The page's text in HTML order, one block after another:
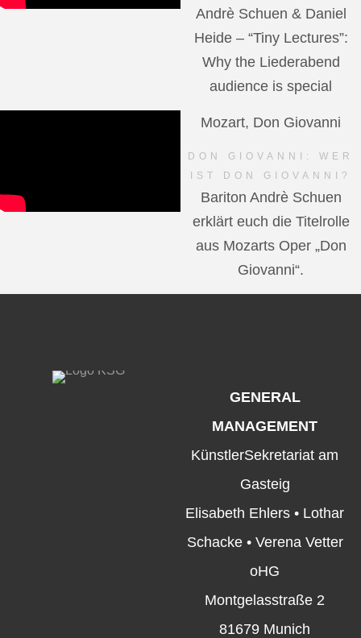
Andrè Schuen & Daniel
Heide – “Tiny Lectures”:
Why the Liederabend
audience is special
Mozart, Don Giovanni
DON GIOVANNI: WER
IST DON GIOVANNI?
Bariton Andrè Schuen
erklärt euch die Titelrolle
aus Mozarts Oper „Don
Giovanni“.
GENERAL
MANAGEMENT
KünstlerSekretariat am
Gasteig
Elisabeth Ehlers • Lothar
Schacke • Verena Vetter
oHG
Montgelasstraße 2
81679 Munich